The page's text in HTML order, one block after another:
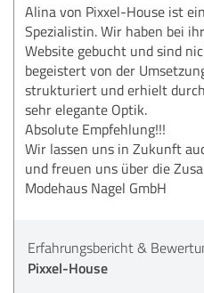
Alina von Pixxel-House ist
Spezialistin. Wir haben bei
Website gebucht und sind
begeistert von der
strukturiert und erhielt
sehr elegante Optik.
Absolute Empfehlung!!!
Wir lassen uns in Zukunft
und freuen uns über die
Modehaus Nagel GmbH
Erfahrungsbericht &
Pixxel-House